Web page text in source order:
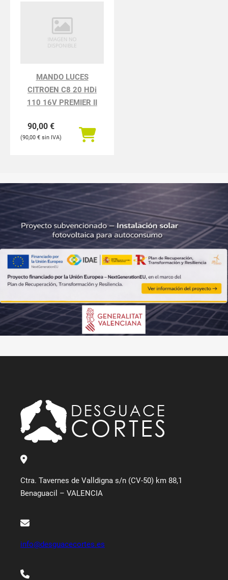
MANDO LUCES
CITROEN C8 20 HDi
110 16V PREMIER II
90,00 €
90,00 €
Ctra. Tavernes de Valldigna s/n (CV-50) km 88,1
Benaguacil – VALENCIA
info@desguacecortes.es